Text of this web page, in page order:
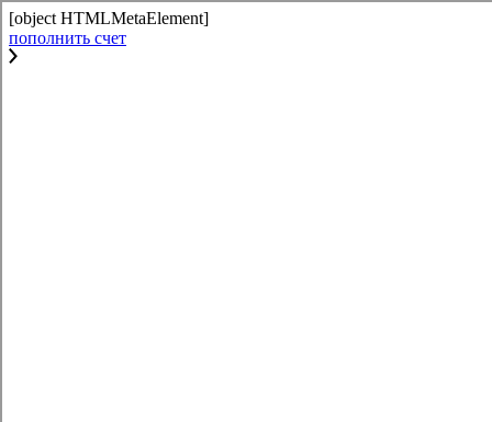
[object HTMLMetaElement]
пополнить счет